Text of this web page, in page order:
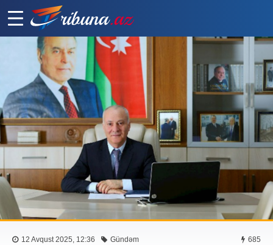
12 Avqust 2025, 12:36 Gündəm 685